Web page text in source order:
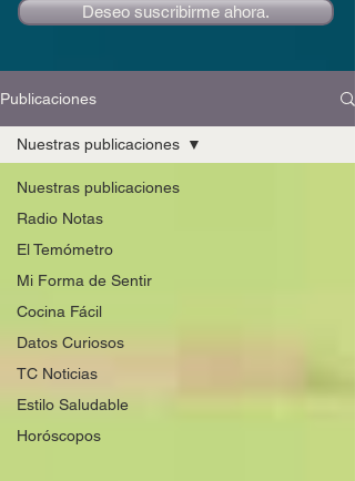
Deseo suscribirme ahora.
Publicaciones
Nuestras publicaciones
Radio Notas
El Temómetro
Mi Forma de Sentir
Cocina Fácil
Datos Curiosos
TC Noticias
Estilo Saludable
Horóscopos
Nuestras publicaciones